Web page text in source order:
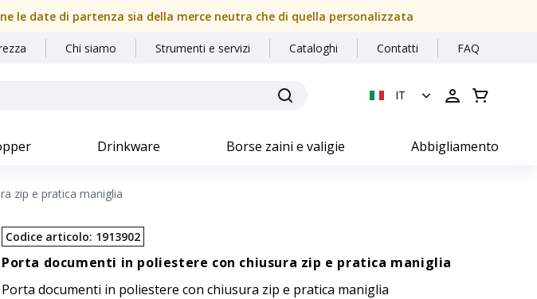
le date di partenza sia della merce neutra che di quella personalizzata
Chi siamo Strumenti e servizi Cataloghi Contatti FAQ
IT
Drinkware Borse zaini e valigie Abbigliamento
zip e pratica maniglia
Codice articolo: 1913902
Porta documenti in poliestere con chiusura zip e pratica maniglia
Porta documenti in poliestere con chiusura zip e pratica maniglia